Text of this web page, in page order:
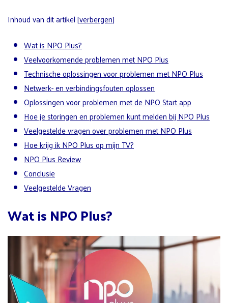
Inhoud van dit artikel[verbergen]
Wat is NPO Plus?
Veelvoorkomende problemen met NPO Plus
Technische oplossingen voor problemen met NPO Plus
Netwerk- en verbindingsfouten oplossen
Oplossingen voor problemen met de NPO Start app
Hoe je storingen en problemen kunt melden bij NPO Plus
Veelgestelde vragen over problemen met NPO Plus
Hoe krijg ik NPO Plus op mijn TV?
NPO Plus Review
Conclusie
Veelgestelde Vragen
Wat is NPO Plus?